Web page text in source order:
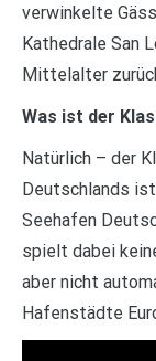
verwinkelte
Kathedrale San
Mittelalter
Was ist der
Natürlich – der
Deutschlands
Seehafen
spielt dabei
aber nicht
Hafenstädte